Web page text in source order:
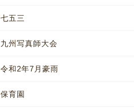
七五三
九州写真師大会
令和2年7月豪雨
保育園